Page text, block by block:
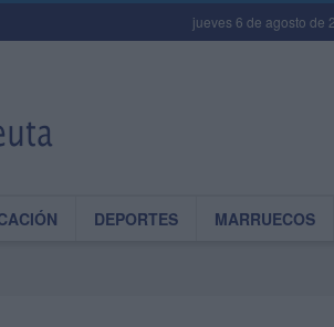
jueves 6 de agosto de
DEPORTES MARRUECOS